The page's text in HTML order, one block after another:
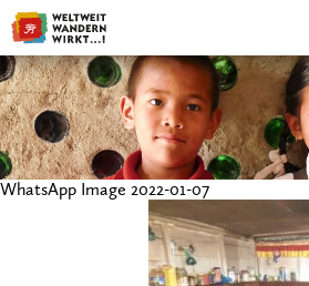
WhatsApp Image 2022-01-07